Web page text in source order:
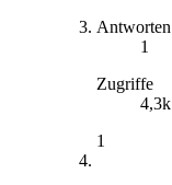
Antworten
1
Zugriffe
4,3k
1